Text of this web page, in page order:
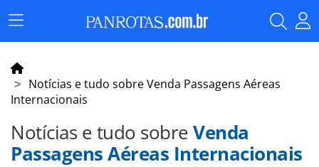
Menu
Principal
Notícias e tudo sobre Venda Passagens Aéreas
Internacionais
Notícias e tudo sobreVenda
Passagens Aéreas Internacionais